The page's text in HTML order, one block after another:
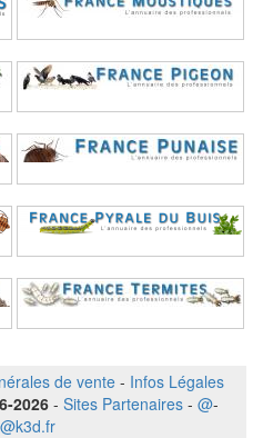
de vente - Infos Légales
2026 - Sites Partenaires - @-